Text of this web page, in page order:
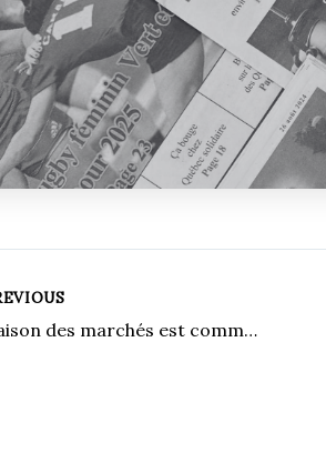
La saison des marchés est commencée!